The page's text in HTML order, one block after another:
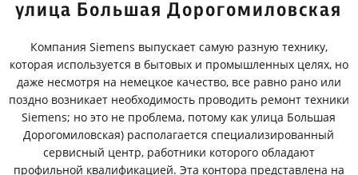
улица Большая Дорогомиловская
Компания Siemens выпускает самую разную технику,
которая используется в бытовых и промышленных целях, но
даже несмотря на немецкое качество, все равно рано или
поздно возникает необходимость проводить ремонт техники
Siemens; но это не проблема, потому как улица Большая
Дорогомиловская) располагается специализированный
сервисный центр, работники которого обладают
профильной квалификацией. Эта контора представлена на